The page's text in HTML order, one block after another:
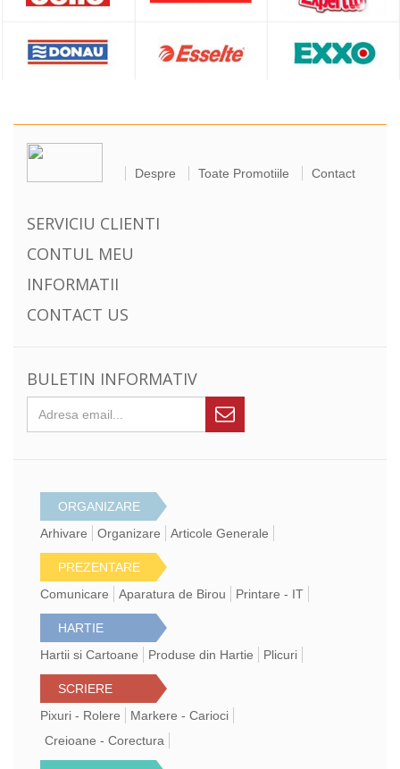
Despre Toate Promotiile Contact
SERVICIU CLIENTI
CONTUL MEU
INFORMATII
CONTACT US
BULETIN INFORMATIV
ORGANIZARE
Arhivare
Organizare Articole Generale
PREZENTARE
Comunicare
Aparatura de Birou Printare - IT
HARTIE
Hartii si Cartoane
Produse din Hartie Plicuri
SCRIERE
Pixuri - Rolere
Markere - Carioci
Creioane - Corectura